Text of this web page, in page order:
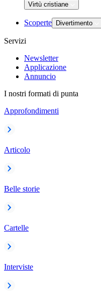
Virtù cristiane
Scoperte Divertimento
Servizi
Newsletter
Applicazione
Annuncio
I nostri formati di punta
Approfondimenti
Articolo
Belle storie
Cartelle
Interviste